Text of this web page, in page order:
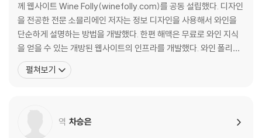
Section 05 참고문헌&출처
께 웹사이트 Wine Folly(winefolly.com)를 공동 설립했다. 디자인
을 전공한 전문 소믈리에인 저자는 정보 디자인을 사용해서 와인을
단순하게 설명하는 방법을 개발했다. 한편 해맥은 무료로 와인 지식
을 얻을 수 있는 개방된 웹사이트의 인프라를 개발했다. 와인 폴리는
인포그래픽, 기사, 그리고 동영상을 통해 순식간에 세계에서 가장 인
기 있는 블로그가 되었다. 푸켓과 해맥은 Wine of France와 The G
펼쳐보기
역 차승은